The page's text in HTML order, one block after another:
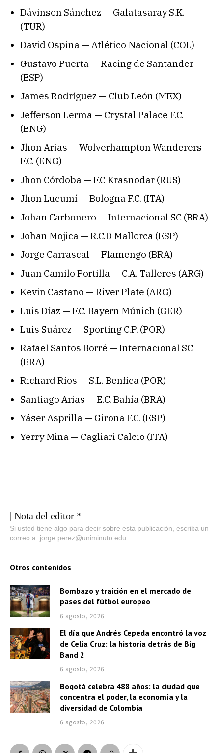
Dávinson Sánchez — Galatasaray S.K.
(TUR)
David Ospina — Atlético Nacional (COL)
Gustavo Puerta — Racing de Santander
(ESP)
James Rodríguez — Club León (MEX)
Jefferson Lerma — Crystal Palace F.C.
(ENG)
Jhon Arias — Wolverhampton Wanderers
F.C. (ENG)
Jhon Córdoba — F.C Krasnodar (RUS)
Jhon Lucumí — Bologna F.C. (ITA)
Johan Carbonero — Internacional SC (BRA)
Johan Mojica — R.C.D Mallorca (ESP)
Jorge Carrascal — Flamengo (BRA)
Juan Camilo Portilla — C.A. Talleres (ARG)
Kevin Castaño — River Plate (ARG)
Luis Díaz — F.C. Bayern Múnich (GER)
Luis Suárez — Sporting C.P. (POR)
Rafael Santos Borré — Internacional SC
(BRA)
Richard Ríos — S.L. Benfica (POR)
Santiago Arias — E.C. Bahía (BRA)
Yáser Asprilla — Girona F.C. (ESP)
Yerry Mina — Cagliari Calcio (ITA)
| Nota del editor *
Si usted tiene algo para decir sobre esta publicación, escriba un
correo a: jorge.perez@uniminuto.edu
Otros contenidos
Bombazo y traición en el mercado de
pases del fútbol europeo
6 agosto, 2026
El día que Andrés Cepeda encontró la voz
de Celia Cruz: la historia detrás de Big
Band 2
6 agosto, 2026
Bogotá celebra 488 años: la ciudad que
concentra el poder, la economía y la
diversidad de Colombia
6 agosto, 2026